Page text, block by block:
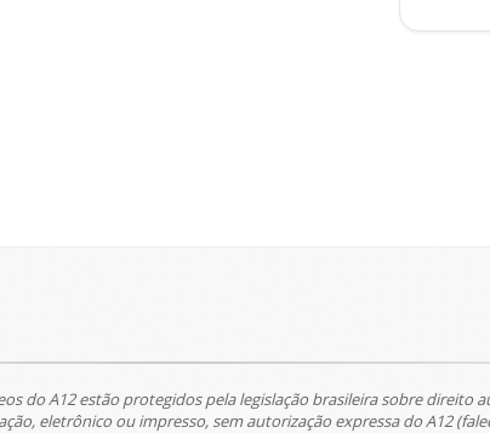
do A12 estão protegidos pela legislação brasileira sobre direito
eletrônico ou impresso, sem autorização expressa do A12